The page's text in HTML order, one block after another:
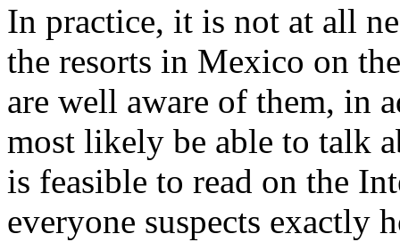
In practice, it is not at all
the resorts in Mexico on
are well aware of them, in
most likely be able to talk
is feasible to read on the
everyone suspects exactly